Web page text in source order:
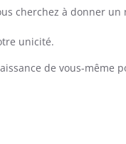
cherchez à donner un
unicité.
de vous-même